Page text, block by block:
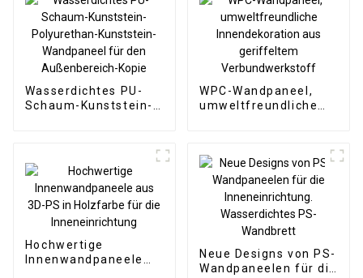
Wasserdichtes PU-
Schaum-Kunststein-
Außenbereich-Kopie
WPC-Wandpaneel,
umweltfreundliche
Hochwertige
Innenwandpaneele
Neue Designs von PS-
Wandpaneelen für die